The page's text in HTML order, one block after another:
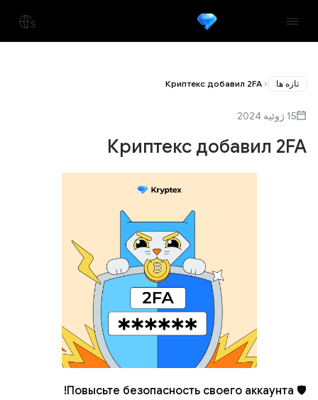
تازه ها Криптекс добавил 2FA
15 ژوئیه 2024
Криптекс добавил 2FA
🛡 Повысьте безопасность своего аккаунта!